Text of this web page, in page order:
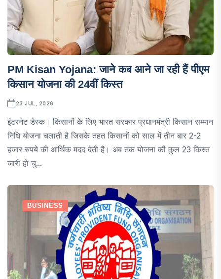
PM Kisan Yojana: जाने कब आने जा रही हैं पीएम
किसान योजना की 24वीं किस्त
23 JUL, 2026
इंटरनेट डेस्क। किसानों के लिए भारत सरकार प्रधानमंत्री किसान सम्मान
निधि योजना चलाती है जिसके तहत किसानों को साल में तीन बार 2-2
हजार रुपये की आर्थिक मदद देती है। अब तक योजना की कुल 23 किस्त
जारी हो चु...
BUSINESS